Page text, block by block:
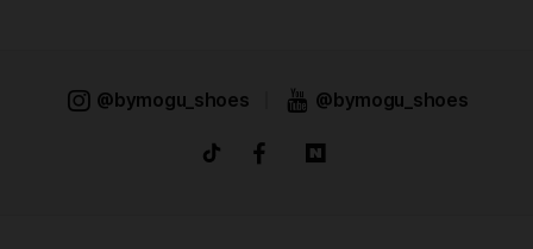
@bymogu_shoes @bymogu_shoes